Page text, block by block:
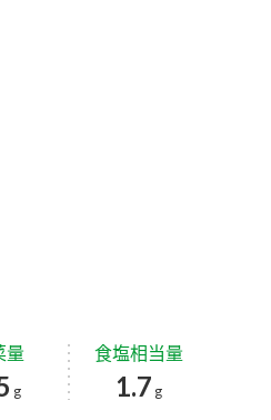
量
g
食塩相当量
1.7 g